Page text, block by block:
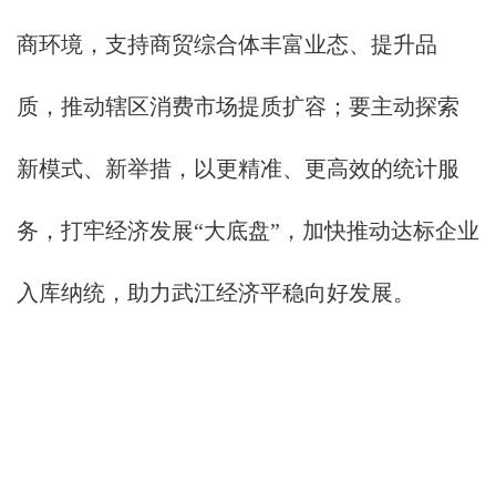
商环境，支持商贸综合体丰富业态、提升品
质，推动辖区消费市场提质扩容；要主动探索
新模式、新举措，以更精准、更高效的统计服
务，打牢经济发展“大底盘”，加快推动达标企业
入库纳统，助力武江经济平稳向好发展。